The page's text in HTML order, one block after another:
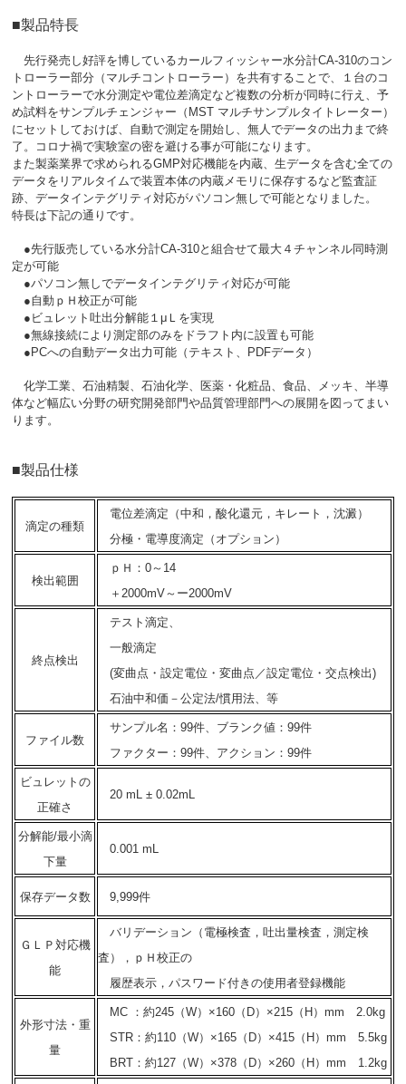
■製品特長
先行発売し好評を博しているカールフィッシャー水分計CA‐310のコン
トローラー部分（マルチコントローラー）を共有することで、１台のコ
ントローラーで水分測定や電位差滴定など複数の分析が同時に行え、予
め試料をサンプルチェンジャー（MST マルチサンプルタイトレーター）
にセットしておけば、自動で測定を開始し、無人でデータの出力まで終
了。コロナ禍で実験室の密を避ける事が可能になります。
また製薬業界で求められるGMP対応機能を内蔵、生データを含む全ての
データをリアルタイムで装置本体の内蔵メモリに保存するなど監査証
跡、データインテグリティ対応がパソコン無しで可能となりました。
特長は下記の通りです。
●先行販売している水分計CA‐310と組合せて最大４チャンネル同時測
定が可能
●パソコン無しでデータインテグリティ対応が可能
●自動ｐＨ校正が可能
●ビュレット吐出分解能１μＬを実現
●無線接続により測定部のみをドラフト内に設置も可能
●PCへの自動データ出力可能（テキスト、PDFデータ）
化学工業、石油精製、石油化学、医薬・化粧品、食品、メッキ、半導
体など幅広い分野の研究開発部門や品質管理部門への展開を図ってまい
ります。
■製品仕様
滴定の種類
電位差滴定（中和，酸化還元，キレート，沈澱）
分極・電導度滴定（オプション）
検出範囲
ｐＨ：0～14
＋2000mV～ー2000mV
終点検出
テスト滴定、
一般滴定
(変曲点・設定電位・変曲点／設定電位・交点検出)
石油中和価－公定法/慣用法、等
ファイル数
サンプル名：99件、ブランク値：99件
ファクター：99件、アクション：99件
ビュレットの
正確さ
20 mL ± 0.02mL
分解能/最小滴
下量
0.001 mL
保存データ数 9,999件
ＧＬＰ対応機
能
バリデーション（電極検査，吐出量検査，測定検
査），ｐＨ校正の
履歴表示，パスワード付きの使用者登録機能
外形寸法・重
量
MC ：約245（W）×160（D）×215（H）mm 2.0kg
STR：約110（W）×165（D）×415（H）mm 5.5kg
BRT：約127（W）×378（D）×260（H）mm 1.2kg